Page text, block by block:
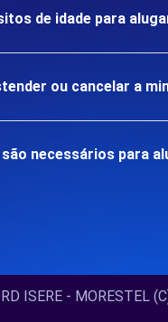
de idade para
ou cancelar a
necessários para
ISERE - MORESTEL